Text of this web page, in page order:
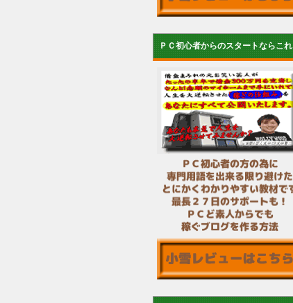
ＰＣ初心者からのスタートならこれ